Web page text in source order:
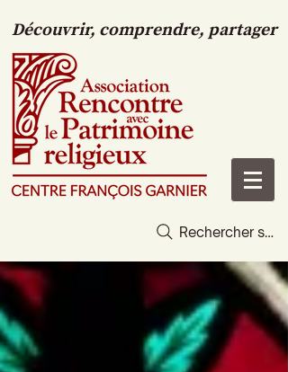
Découvrir, comprendre, partager
Rechercher sur